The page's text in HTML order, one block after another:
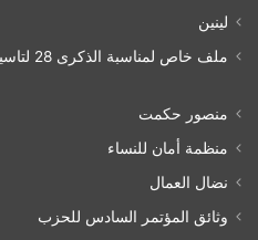
لينين
ملف خاص لمناسبة الذكرى 28 لتاسيس الحزب الشيوعي العمالي العراقي 1993/07/21
منصور حكمت
منظمة أمان للنساء
نضال العمال
وثائق المؤتمر السادس للحزب